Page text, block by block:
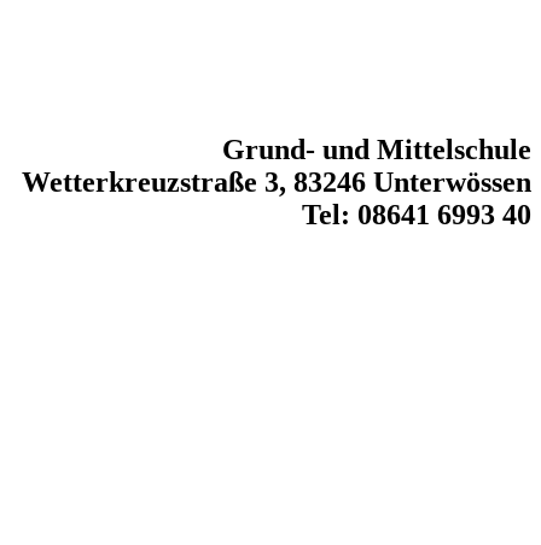
Grund- und Mittelschule
Wetterkreuzstraße 3, 83246 Unterwössen
Tel: 08641 6993 40